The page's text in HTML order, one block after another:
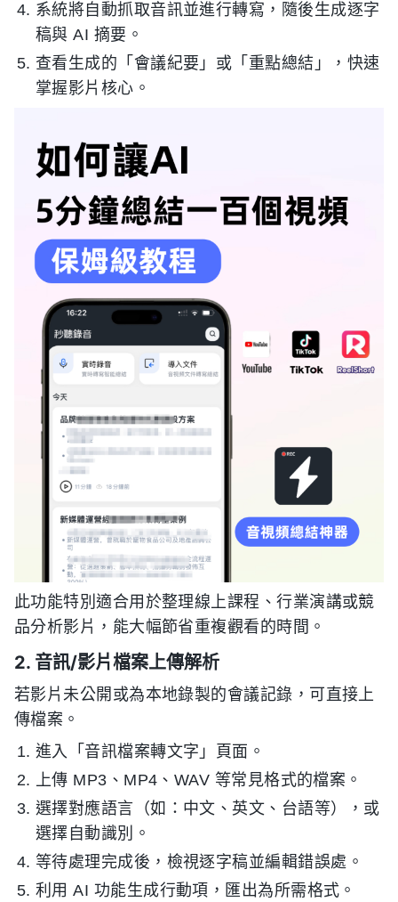
系統將自動抓取音訊並進行轉寫，隨後生成逐字
稿與 AI 摘要。
查看生成的「會議紀要」或「重點總結」，快速
掌握影片核心。
此功能特別適合用於整理線上課程、行業演講或競
品分析影片，能大幅節省重複觀看的時間。
2. 音訊/影片檔案上傳解析
若影片未公開或為本地錄製的會議記錄，可直接上
傳檔案。
進入「音訊檔案轉文字」頁面。
上傳 MP3、MP4、WAV 等常見格式的檔案。
選擇對應語言（如：中文、英文、台語等），或
選擇自動識別。
等待處理完成後，檢視逐字稿並編輯錯誤處。
利用 AI 功能生成行動項，匯出為所需格式。